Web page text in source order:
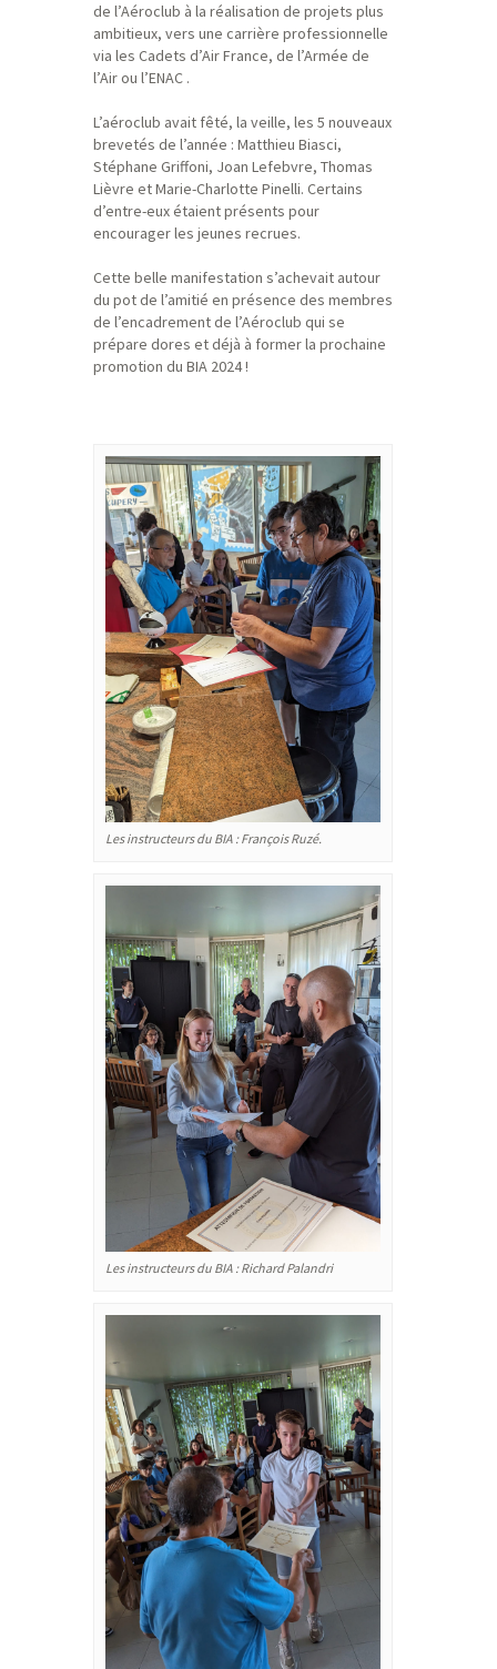
de l’Aéroclub à la réalisation de projets plus
ambitieux, vers une carrière professionnelle
via les Cadets d’Air France, de l’Armée de
l’Air ou l’ENAC .
L’aéroclub avait fêté, la veille, les 5 nouveaux
brevetés de l’année : Matthieu Biasci,
Stéphane Griffoni, Joan Lefebvre, Thomas
Lièvre et Marie-Charlotte Pinelli. Certains
d’entre-eux étaient présents pour
encourager les jeunes recrues.
Cette belle manifestation s’achevait autour
du pot de l’amitié en présence des membres
de l’encadrement de l’Aéroclub qui se
prépare dores et déjà à former la prochaine
promotion du BIA 2024 !
Les instructeurs du BIA : François Ruzé.
Les instructeurs du BIA : Richard Palandri